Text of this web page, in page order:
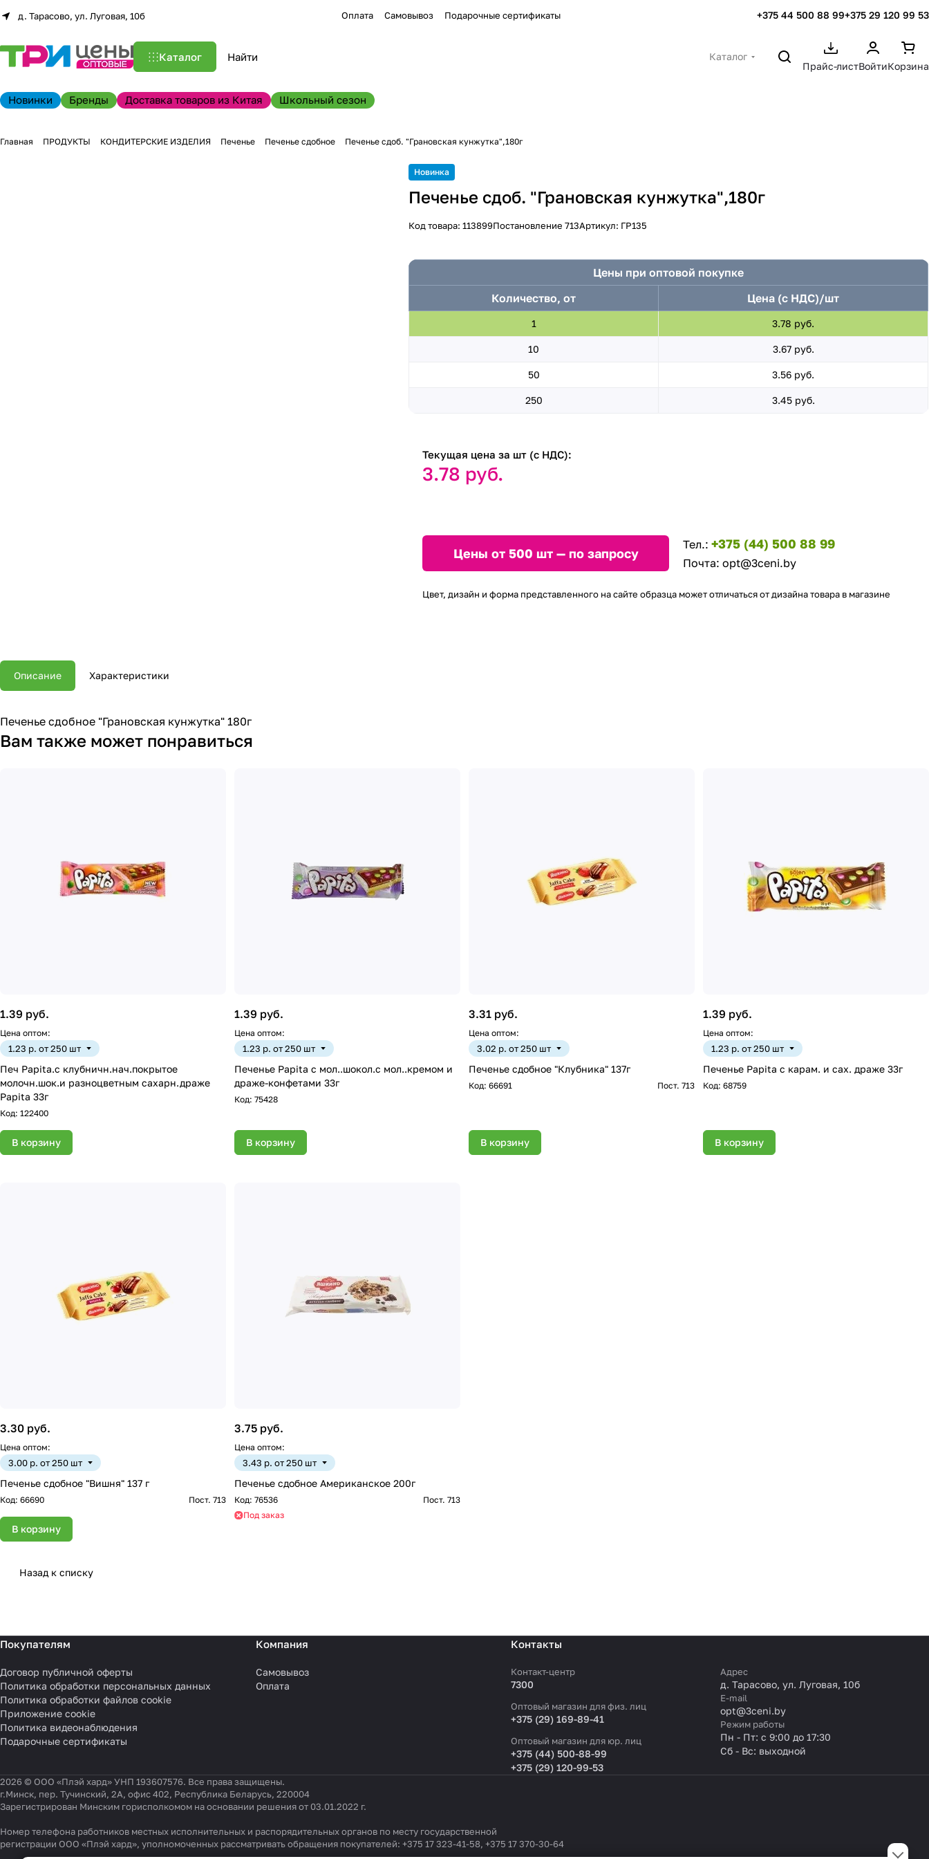
д. Тарасово, ул. Луговая, 10б Оплата Самовывоз Подарочные сертификаты +375 44 500 88 99+375 29 120 99 53
Каталог
Каталог
Прайс-листВойтиКорзина
Новинки Бренды Доставка товаров из Китая Школьный сезон
Главная ПРОДУКТЫ КОНДИТЕРСКИЕ ИЗДЕЛИЯ Печенье Печенье сдобное Печенье сдоб. "Грановская кунжутка",180г
Новинка
Печенье сдоб. "Грановская кунжутка",180г
Код товара:113899Постановление 713Артикул: ГР135
Цены при оптовой покупке
Количество, от
Цена (с НДС)/шт
1 3.78 руб.
10 3.67 руб.
50 3.56 руб.
250 3.45 руб.
Текущая цена за шт (с НДС):
3.78 руб.
Цены от 500 шт — по запросу
Тел.: +375 (44) 500 88 99
Почта: opt@3ceni.by
Цвет, дизайн и форма представленного на сайте образца может отличаться от дизайна товара в магазине
Описание Характеристики
Печенье сдобное "Грановская кунжутка" 180г
Вам также может понравиться
1.39 руб.
Цена оптом:
1.23 р. от 250 шт
Печ Papita.с клубничн.нач.покрытое
молочн.шок.и разноцветным сахарн.драже
Papita 33г
Код: 122400
В корзину
1.39 руб.
Цена оптом:
1.23 р. от 250 шт
Печенье Papita с мол..шокол.с мол..кремом и
драже-конфетами 33г
Код: 75428
В корзину
3.31 руб.
Цена оптом:
3.02 р. от 250 шт
Печенье сдобное "Клубника" 137г
Код: 66691 Пост. 713
В корзину
1.39 руб.
Цена оптом:
1.23 р. от 250 шт
Печенье Papita с карам. и сах. драже 33г
Код: 68759
В корзину
3.30 руб.
Цена оптом:
3.00 р. от 250 шт
Печенье сдобное "Вишня" 137 г
Код: 66690 Пост. 713
В корзину
3.75 руб.
Цена оптом:
3.43 р. от 250 шт
Печенье сдобное Американское 200г
Код: 76536
Пост. 713
Под заказ
Назад к списку
Покупателям
Договор публичной оферты
Политика обработки персональных данных
Политика обработки файлов cookie
Приложение cookie
Политика видеонаблюдения
Подарочные сертификаты
Компания
Самовывоз
Оплата
Контакты
Контакт-центр
7300
Оптовый магазин для физ. лиц
+375 (29) 169-89-41
Оптовый магазин для юр. лиц
+375 (44) 500-88-99
+375 (29) 120-99-53
Адрес
д. Тарасово, ул. Луговая, 10б
E-mail
opt@3ceni.by
Режим работы
Пн - Пт: с 9:00 до 17:30
Сб - Вс: выходной
2026 © ООО «Плэй хард» УНП 193607576. Все права защищены.
г.Минск, пер. Тучинский, 2А, офис 402, Республика Беларусь, 220004
Зарегистрирован Минским горисполкомом на основании решения от 03.01.2022 г.
Номер телефона работников местных исполнительных и распорядительных органов по месту государственной
регистрации ООО «Плэй хард», уполномоченных рассматривать обращения покупателей: +375 17 323-41-58, +375 17 370-30-64